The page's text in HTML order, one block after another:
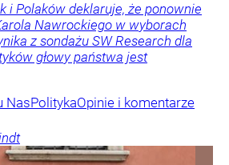
i Polaków deklaruje, że ponownie
Nawrockiego w wyborach
z sondażu SW Research dla
głowy państwa jest
NasPolitykaOpinie i komentarze